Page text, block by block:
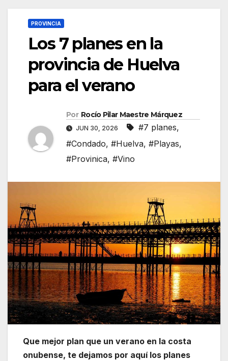
PROVINCIA
Los 7 planes en la
provincia de Huelva
para el verano
Por Rocío Pilar Maestre Márquez
JUN 30, 2026 #7 planes,
#Condado, #Huelva, #Playas,
#Provinica, #Vino
Que mejor plan que un verano en la costa
onubense, te dejamos por aquí los planes